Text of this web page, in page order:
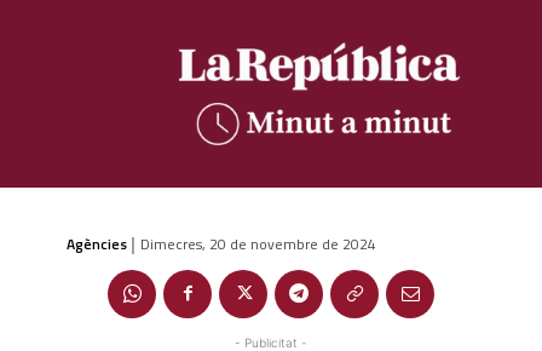
Agències | Dimecres, 20 de novembre de 2024
- Publicitat -